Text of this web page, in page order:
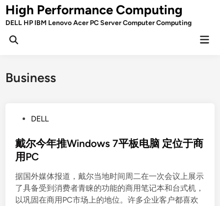
Skip
toHigh Performance Computing
DELL HP IBM Lenovo Acer PC Server Computer Computing
Open
Business
s
t
d
i
n
DELL
戴尔今年推Windows 7平板电脑 定位于商
用PC
据国外媒体报道，戴尔当地时间周二在一次会议上展示
了具备受到消费者青睐的功能的商用笔记本和台式机，
以巩固在商用PC市场上的地位。许多企业客户都喜欢